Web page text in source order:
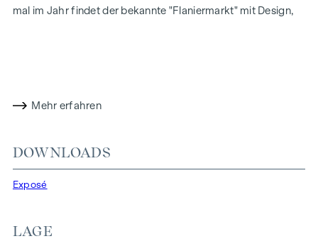
mal im Jahr findet der bekannte "Flaniermarkt" mit Design,
Sanierungsmaßnahmen:
Neuausmalung des Stiegenhauses
Sanierung der Installationen: zB neue Elektro-
Mehr erfahren
DOWNLOADS
Exposé
LAGE